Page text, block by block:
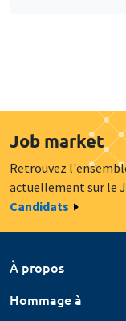
Job market
Retrouvez
actuellement sur le
Candidats
À propos
Hommage à